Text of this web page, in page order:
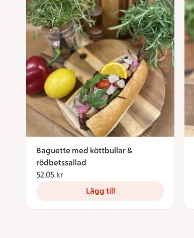
Baguette med köttbullar &
rödbetssallad
52.05 kr
Lägg till